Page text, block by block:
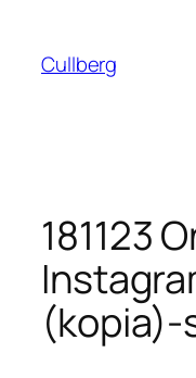
innehåll
Cullberg
181123
(kopia)-